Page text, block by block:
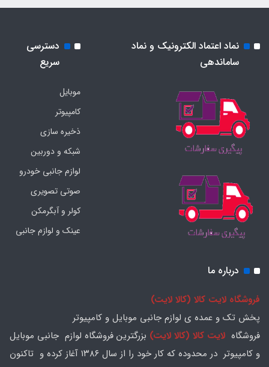
نماد اعتماد الکترونیک و نماد
ساماندهی
دسترسی
سریع
موبایل
کامپیوتر
ذخیره سازی
شبکه و دوربین
لوازم جانبی خودرو
صوتی تصویری
کولر و آبگرمکن
عینک و لوازم جانبی
درباره ما
فروشگاه لایت کالا (کالا لایت)
پخش تک و عمده ی لوازم جانبی موبایل و کامپیوتر
فروشگاه لایت کالا (کالا لایت) بزرگترین فروشگاه لوازم جانبی موبایل
و کامپیوتر در محدوده که کار خود را از سال ۱۳۸۶ آغاز کرده و تاکنون